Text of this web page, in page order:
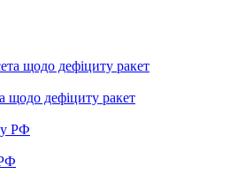
щодо дефіциту ракет